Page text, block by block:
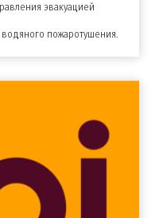
эвакуацией
пожаротушения.